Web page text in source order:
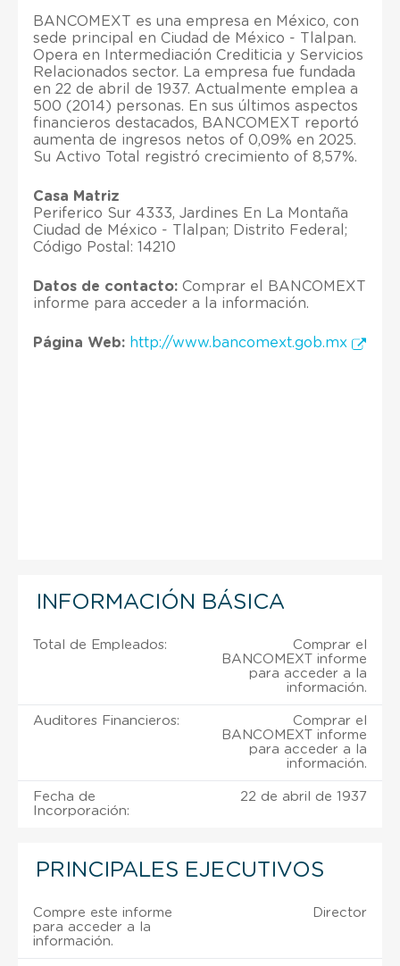
BANCOMEXT es una empresa en México, con
sede principal en Ciudad de México - Tlalpan.
Opera en Intermediación Crediticia y Servicios
Relacionados sector. La empresa fue fundada
en 22 de abril de 1937. Actualmente emplea a
500 (2014) personas. En sus últimos aspectos
financieros destacados, BANCOMEXT reportó
aumenta de ingresos netos of 0,09% en 2025.
Su Activo Total registró crecimiento of 8,57%.
Casa Matriz
Periferico Sur 4333, Jardines En La Montaña
Ciudad de México - Tlalpan; Distrito Federal;
Código Postal: 14210
Datos de contacto: Comprar el BANCOMEXT
informe para acceder a la información.
Página Web: http://www.bancomext.gob.mx
INFORMACIÓN BÁSICA
Total de Empleados:
Comprar el
BANCOMEXT informe
para acceder a la
información.
Auditores Financieros:
Comprar el
BANCOMEXT informe
para acceder a la
información.
Fecha de
Incorporación:
22 de abril de 1937
PRINCIPALES EJECUTIVOS
Compre este informe
para acceder a la
información.
Director